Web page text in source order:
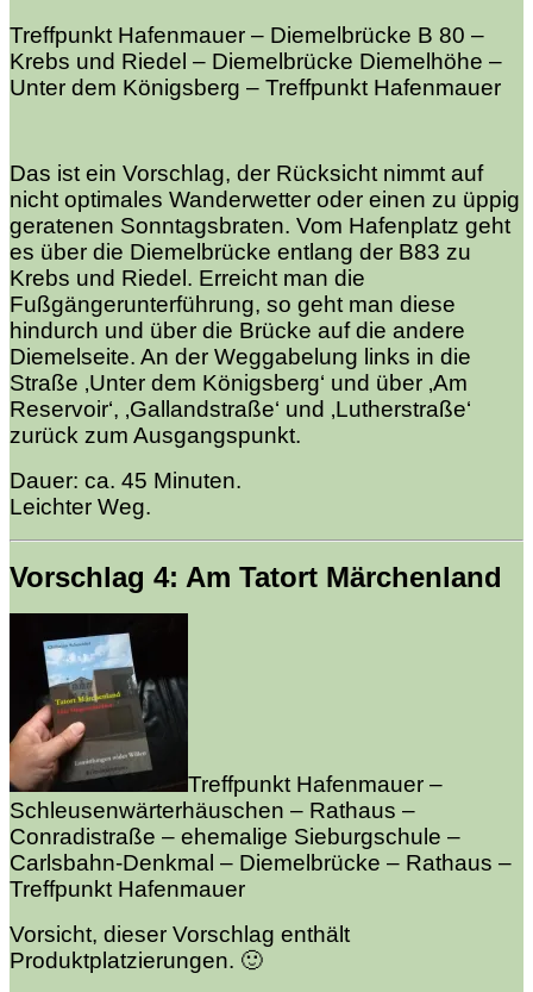
Treffpunkt Hafenmauer – Diemelbrücke B 80 –
Krebs und Riedel – Diemelbrücke Diemelhöhe –
Unter dem Königsberg – Treffpunkt Hafenmauer
Das ist ein Vorschlag, der Rücksicht nimmt auf
nicht optimales Wanderwetter oder einen zu üppig
geratenen Sonntagsbraten. Vom Hafenplatz geht
es über die Diemelbrücke entlang der B83 zu
Krebs und Riedel. Erreicht man die
Fußgängerunterführung, so geht man diese
hindurch und über die Brücke auf die andere
Diemelseite. An der Weggabelung links in die
Straße ‚Unter dem Königsberg‘ und über ‚Am
Reservoir‘, ‚Gallandstraße‘ und ‚Lutherstraße‘
zurück zum Ausgangspunkt.
Dauer: ca. 45 Minuten.
Leichter Weg.
Vorschlag 4: Am Tatort Märchenland
Treffpunkt Hafenmauer –
Schleusenwärterhäuschen – Rathaus –
Conradistraße – ehemalige Sieburgschule –
Carlsbahn-Denkmal – Diemelbrücke – Rathaus –
Treffpunkt Hafenmauer
Vorsicht, dieser Vorschlag enthält
Produktplatzierungen. 🙂